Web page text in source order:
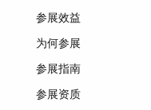
参展效益
为何参展
参展指南
参展资质